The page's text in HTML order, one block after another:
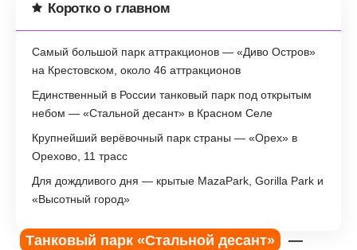
Коротко о главном
Самый большой парк аттракционов — «Диво Остров»
на Крестовском, около 46 аттракционов
Единственный в России танковый парк под открытым
небом — «Стальной десант» в Красном Селе
Крупнейший верёвочный парк страны — «Орех» в
Орехово, 11 трасс
Для дождливого дня — крытые MazaPark, Gorilla Park и
«Высотный город»
Танковый парк «Стальной десант»
—